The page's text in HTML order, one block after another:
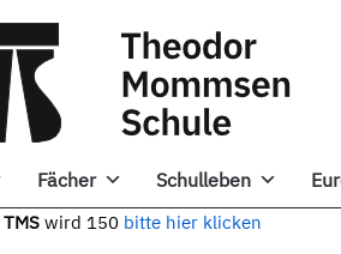
Fächer Schulleben
TMS wird 150 bitte hier klicken